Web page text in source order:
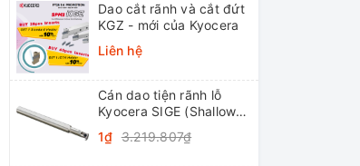
Dao cắt rãnh và cắt đứt
KGZ - mới của Kyocera
Liên hệ
Cán dao tiện rãnh lỗ
Kyocera SIGE (Shallow
1₫ 3.219.807₫